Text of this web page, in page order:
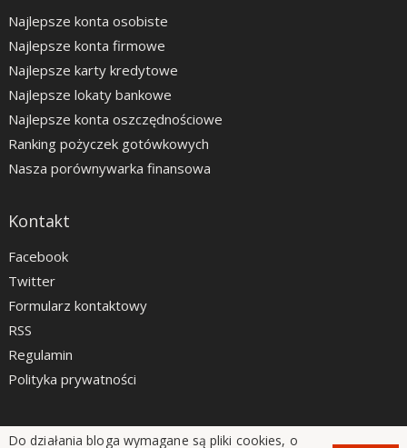
Najlepsze konta osobiste
Najlepsze konta firmowe
Najlepsze karty kredytowe
Najlepsze lokaty bankowe
Najlepsze konta oszczędnościowe
Ranking pożyczek gotówkowych
Nasza porównywarka finansowa
Kontakt
Facebook
Twitter
Formularz kontaktowy
RSS
Regulamin
Polityka prywatności
Do działania bloga wymagane są pliki cookies, o